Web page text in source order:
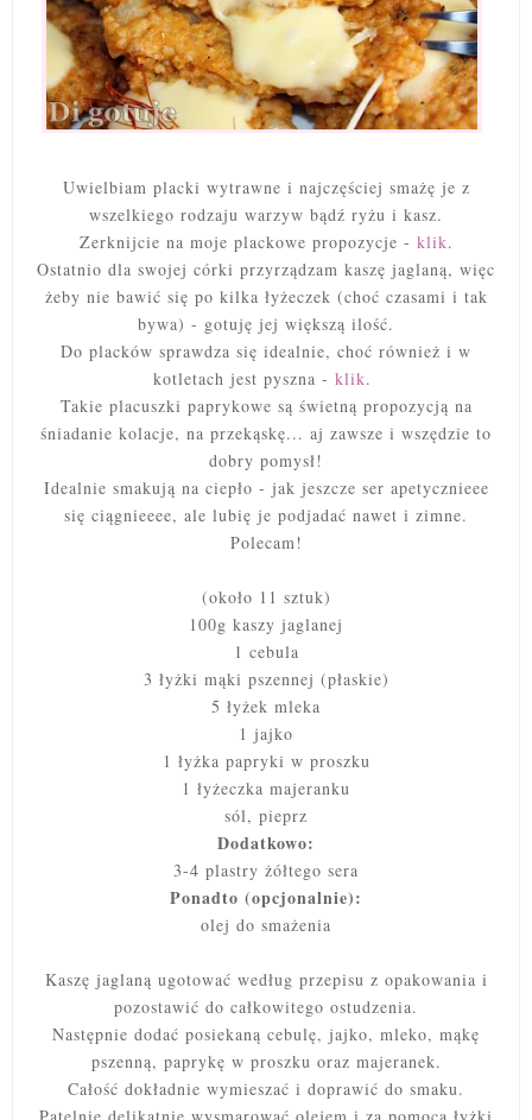
Uwielbiam placki wytrawne i najczęściej smażę je z
wszelkiego rodzaju warzyw bądź ryżu i kasz.
Zerknijcie na moje plackowe propozycje - klik.
Ostatnio dla swojej córki przyrządzam kaszę jaglaną, więc
żeby nie bawić się po kilka łyżeczek (choć czasami i tak
bywa) - gotuję jej większą ilość.
Do placków sprawdza się idealnie, choć również i w
kotletach jest pyszna - klik.
Takie placuszki paprykowe są świetną propozycją na
śniadanie kolacje, na przekąskę... aj zawsze i wszędzie to
dobry pomysł!
Idealnie smakują na ciepło - jak jeszcze ser apetycznieee
się ciągnieeee, ale lubię je podjadać nawet i zimne.
Polecam!
(około 11 sztuk)
100g kaszy jaglanej
1 cebula
3 łyżki mąki pszennej (płaskie)
5 łyżek mleka
1 jajko
1 łyżka papryki w proszku
1 łyżeczka majeranku
sól, pieprz
Dodatkowo:
3-4 plastry żółtego sera
Ponadto (opcjonalnie):
olej do smażenia
Kaszę jaglaną ugotować według przepisu z opakowania i
pozostawić do całkowitego ostudzenia.
Następnie dodać posiekaną cebulę, jajko, mleko, mąkę
pszenną, paprykę w proszku oraz majeranek.
Całość dokładnie wymieszać i doprawić do smaku.